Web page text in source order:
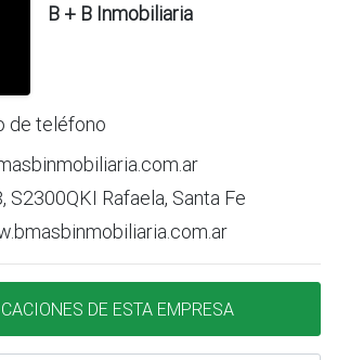
B + B Inmobiliaria
de teléfono
S2300QKI Rafaela, Santa Fe
DE ESTA EMPRESA